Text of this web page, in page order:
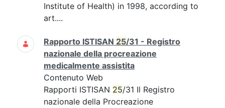
Institute of Health) in 1998, according to
art....
Rapporto ISTISAN 25/31 - Registro
nazionale della procreazione
medicalmente assistita
Contenuto Web
Rapporti ISTISAN 25/31 Il Registro
nazionale della Procreazione